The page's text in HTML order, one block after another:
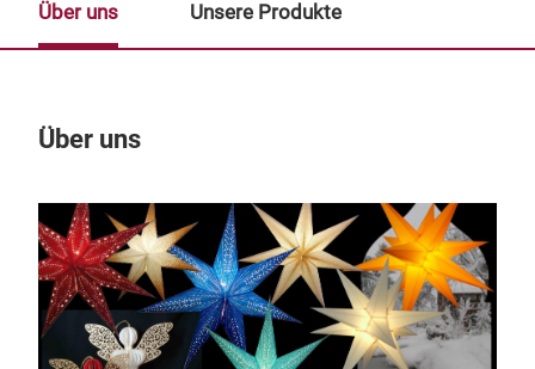
Über uns
Über uns Unsere Produkte